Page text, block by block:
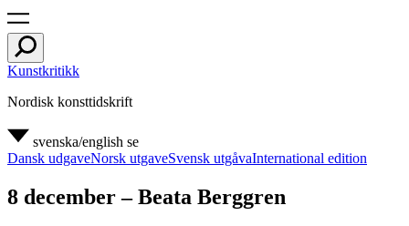
Kunstkritikk
Nordisk konsttidskrift
svenska/english se
Dansk udgaveNorsk utgaveSvensk utgåvaInternational edition
8 december – Beata Berggren